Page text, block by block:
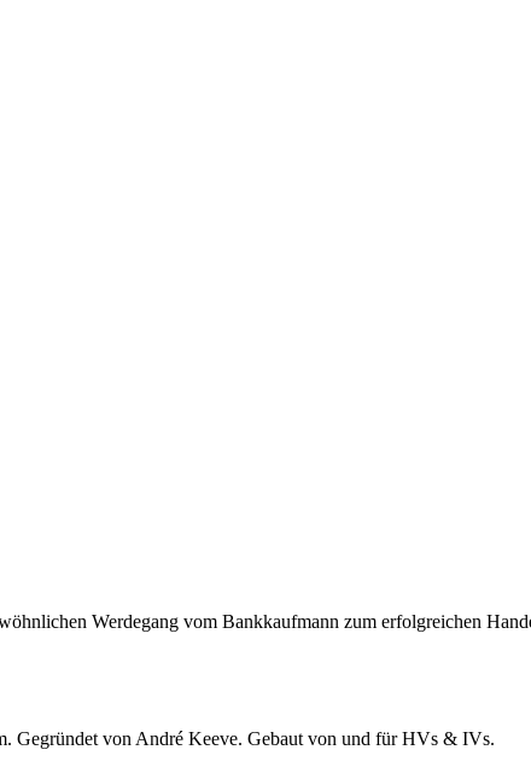
Werdegang vom Bankkaufmann zum erfolgreichen
Gegründet von André Keeve. Gebaut von und für HVs & IVs.